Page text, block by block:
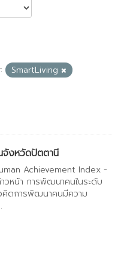
SmartLiving
จังหวัดปัตตานี
Achievement Index -
วหน้า การพัฒนาคนในระดับ
ดการพัฒนาคนมีความ